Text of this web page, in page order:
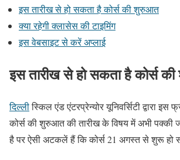
इस तारीख से हो सकता है कोर्स की शुरुआत
क्या रहेगी क्लासेस की टाइमिंग
इस वेबसाइट से करें अप्लाई
इस तारीख से हो सकता है कोर्स
दिल्लीस्किल एंड एंटरप्रेन्योर यूनिवर्सिटी द्वारा इस
कोर्स की शुरुआत की तारीख के विषय में अभी पक्की
है पर ऐसी अटकलें हैं कि कोर्स 21 अगस्त से शुरू हो